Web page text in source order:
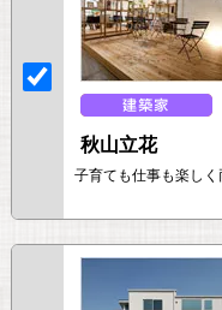
秋山立花
子育ても仕事も楽し